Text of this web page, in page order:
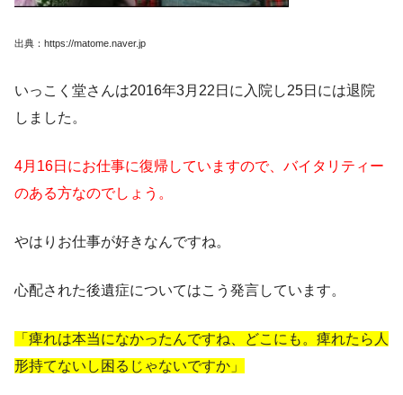
出典：https://matome.naver.jp
いっこく堂さんは2016年3月22日に入院し25日には退院
しました。
4月16日にお仕事に復帰していますので、バイタリティー
のある方なのでしょう。
やはりお仕事が好きなんですね。
心配された後遺症についてはこう発言しています。
「痺れは本当になかったんですね、どこにも。痺れたら人
形持てないし困るじゃないですか」